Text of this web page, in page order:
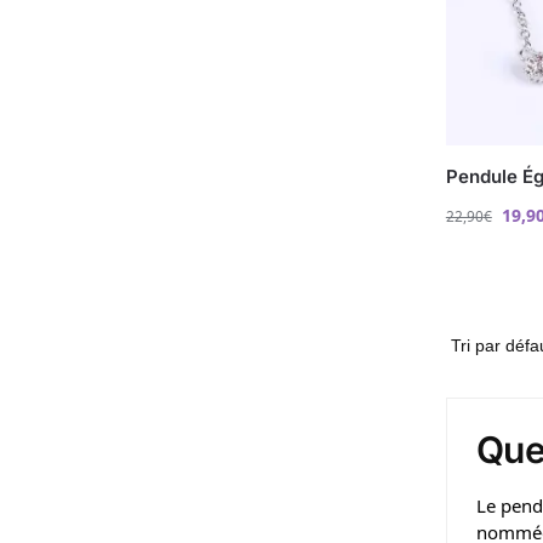
Pendule
22,90€
Le